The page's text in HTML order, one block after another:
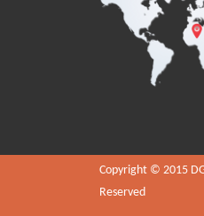
Copyright © 2015
Reserved